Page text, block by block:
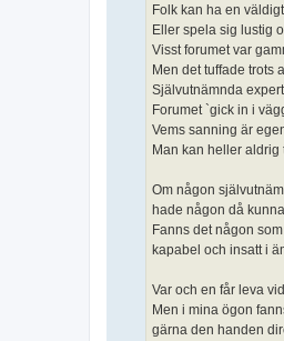
Folk kan ha en
Eller spela sig lustig
Visst forumet var
Men det tuffade trots
Självutnämnda
Forumet `gick in i
Vems sanning är
Man kan heller
Om någon
hade någon då
Fanns det någon
kapabel och insatt i
Var och en får leva
Men i mina ögon
gärna den handen